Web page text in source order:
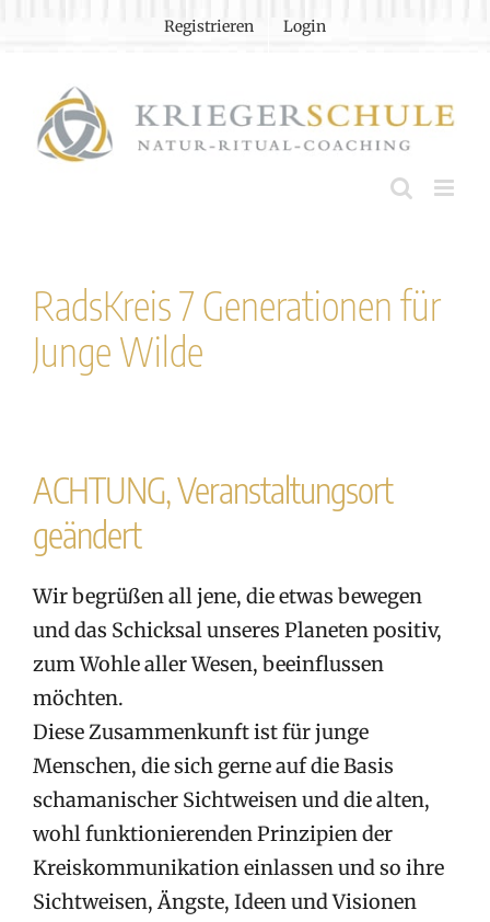
springen
Registrieren Login
RadsKreis 7 Generationen für
Junge Wilde
ACHTUNG, Veranstaltungsort
geändert
Wir begrüßen all jene, die etwas bewegen
und das Schicksal unseres Planeten positiv,
zum Wohle aller Wesen, beeinflussen
möchten.
Diese Zusammenkunft ist für junge
Menschen, die sich gerne auf die Basis
schamanischer Sichtweisen und die alten,
wohl funktionierenden Prinzipien der
Kreiskommunikation einlassen und so ihre
Sichtweisen, Ängste, Ideen und Visionen